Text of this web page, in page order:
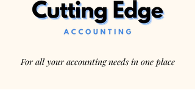
For all your accounting needs in one place